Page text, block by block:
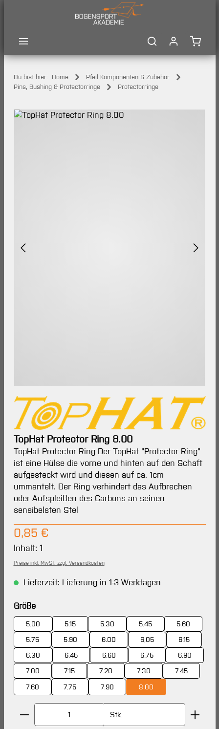
Du bist hier: Home
Pfeil Komponenten & Zubehör
Pins, Bushing & Protectorringe
Protectorringe
Bildergalerie überspringen
TopHat Protector Ring 8.00
TopHat Protector Ring Der TopHat "Protector Ring"
ist eine Hülse die vorne und hinten auf den Schaft
aufgesteckt wird und diesen auf ca. 1cm
ummantelt. Der Ring verhindert das Aufbrechen
oder Aufspleißen des Carbons an seinen
sensibelsten Stel
Regulärer Preis:
0,85 €
Inhalt: 1
Preise inkl. MwSt. zzgl. Versandkosten
Lieferzeit: Lieferung in 1-3 Werktagen
Größeauswählen
5.00 5.15 5.30 5.45
5.60
5.75
5.90 6.00 6,05
6.15
6.30
6.45 6.60 6.75
6.90
7.00
7.15 7.20 7.30
7.45
7.60
7.75 7.90 8.00
Produkt Anzahl: Gib den gewünschten Wert ein
Stk.